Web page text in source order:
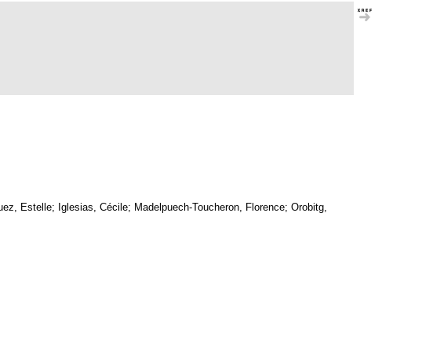
Estelle; Iglesias, Cécile; Madelpuech-Toucheron, Florence; Orobitg,